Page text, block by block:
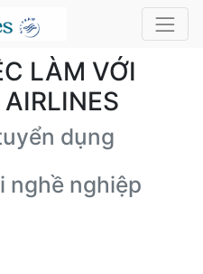
LÀM VỚI
dụng
nghề nghiệp